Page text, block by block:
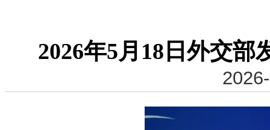
2026年5月18日外交